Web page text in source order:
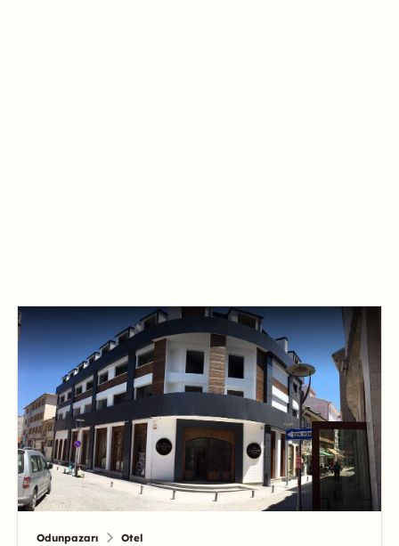
Odunpazarı Otel